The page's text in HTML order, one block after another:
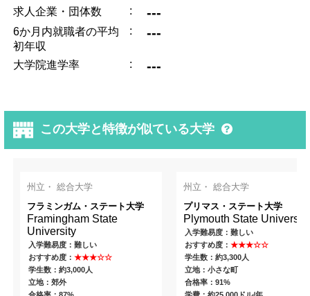
求人企業・団体数 : ---
6か月内就職者の平均
初年収
: ---
大学院進学率 : ---
この大学と特徴が似ている大学
州立・ 総合大学
フラミンガム・ステート大学
Framingham State
University
入学難易度：難しい
おすすめ度：★★★☆☆
学生数：約3,000人
立地：郊外
州立・ 総合大学
プリマス・ステート大学
Plymouth State University
入学難易度：難しい
おすすめ度： ★★★☆☆
学生数：約3,300人
立地：小さな町
合格率：91%